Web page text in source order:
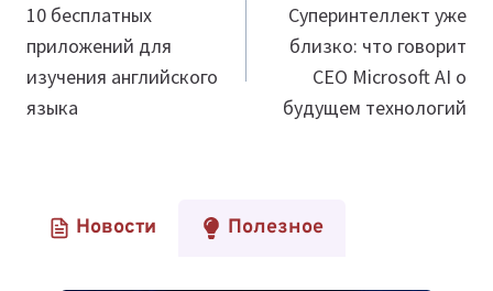
по
записям
10 бесплатных
приложений для
изучения английского
языка
Суперинтеллект уже
близко: что говорит
CEO Microsoft AI о
будущем технологий
Новости Полезное